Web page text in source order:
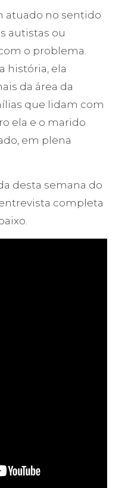
atuado no sentido
autistas ou
o problema.
história, ela
da área da
que lidam com
ela e o marido
em plena
desta semana do
entrevista completa